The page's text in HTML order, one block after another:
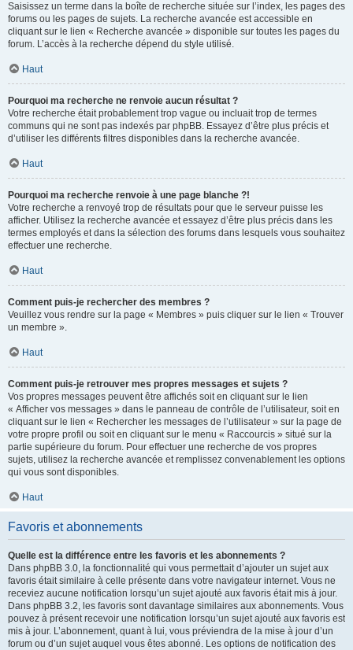
Saisissez un terme dans la boîte de recherche située sur l’index, les pages des
forums ou les pages de sujets. La recherche avancée est accessible en
cliquant sur le lien « Recherche avancée » disponible sur toutes les pages du
forum. L’accès à la recherche dépend du style utilisé.
Haut
Pourquoi ma recherche ne renvoie aucun résultat ?
Votre recherche était probablement trop vague ou incluait trop de termes
communs qui ne sont pas indexés par phpBB. Essayez d’être plus précis et
d’utiliser les différents filtres disponibles dans la recherche avancée.
Haut
Pourquoi ma recherche renvoie à une page blanche ?!
Votre recherche a renvoyé trop de résultats pour que le serveur puisse les
afficher. Utilisez la recherche avancée et essayez d’être plus précis dans les
termes employés et dans la sélection des forums dans lesquels vous souhaitez
effectuer une recherche.
Haut
Comment puis-je rechercher des membres ?
Veuillez vous rendre sur la page « Membres » puis cliquer sur le lien « Trouver
un membre ».
Haut
Comment puis-je retrouver mes propres messages et sujets ?
Vos propres messages peuvent être affichés soit en cliquant sur le lien
« Afficher vos messages » dans le panneau de contrôle de l’utilisateur, soit en
cliquant sur le lien « Rechercher les messages de l’utilisateur » sur la page de
votre propre profil ou soit en cliquant sur le menu « Raccourcis » situé sur la
partie supérieure du forum. Pour effectuer une recherche de vos propres
sujets, utilisez la recherche avancée et remplissez convenablement les options
qui vous sont disponibles.
Haut
Favoris et abonnements
Quelle est la différence entre les favoris et les abonnements ?
Dans phpBB 3.0, la fonctionnalité qui vous permettait d’ajouter un sujet aux
favoris était similaire à celle présente dans votre navigateur internet. Vous ne
receviez aucune notification lorsqu’un sujet ajouté aux favoris était mis à jour.
Dans phpBB 3.2, les favoris sont davantage similaires aux abonnements. Vous
pouvez à présent recevoir une notification lorsqu’un sujet ajouté aux favoris est
mis à jour. L’abonnement, quant à lui, vous préviendra de la mise à jour d’un
forum ou d’un sujet auquel vous êtes abonné. Les options de notification des